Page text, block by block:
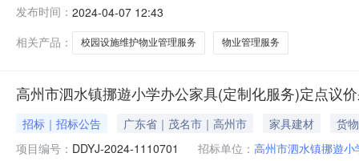
0711:07:58发布人：高州市泗水镇挪遊小学发布时间：
发布时间： 2024-04-07 12:43
相关产品：
校园设施维护物业管理服务 物业管理服务
高州市泗水镇挪遊小学办公家具(定制化服务)定点议
招标｜招标公告 广东省｜茂名市｜高州市 家具建材
货物
项目编号： DDYJ-2024-1110701 招标单位： 高州市泗水镇挪遊小